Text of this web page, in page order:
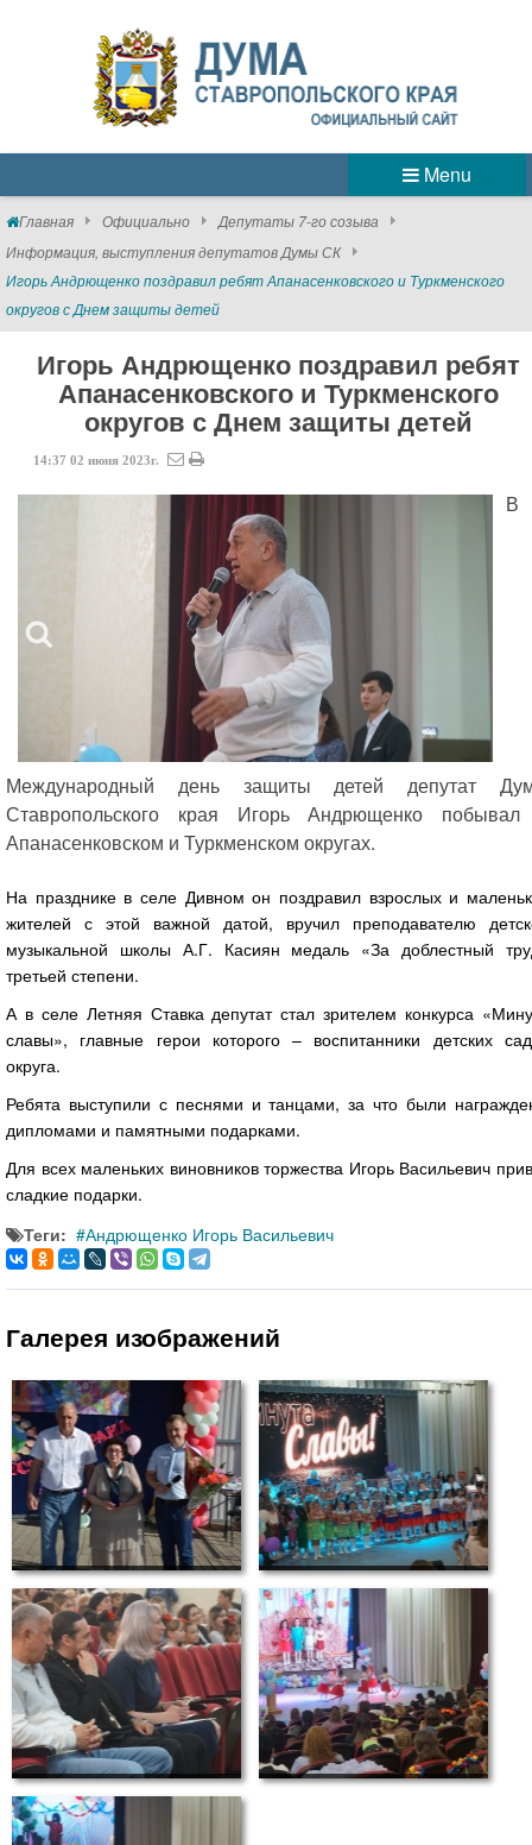
Menu
Главная Официально
Депутаты 7-го созыва
Информация, выступления депутатов Думы СК
Игорь Андрющенко поздравил ребят Апанасенковского и Туркменского
округов с Днем защиты детей
Игорь Андрющенко поздравил ребят
Апанасенковского и Туркменского
округов с Днем защиты детей
14:37 02 июня 2023г.
В
Международный день защиты детей депутат
Ставропольского края Игорь Андрющенко
Апанасенковском и Туркменском округах.
На празднике в селе Дивном он поздравил взрослых и
жителей с этой важной датой, вручил преподавателю
музыкальной школы А.Г. Касиян медаль «За доблестный
третьей степени.
А в селе Летняя Ставка депутат стал зрителем конкурса
славы», главные герои которого – воспитанники детских
округа.
Ребята выступили с песнями и танцами, за что были
дипломами и памятными подарками.
Для всех маленьких виновников торжества Игорь Васильевич
сладкие подарки.
Теги:
Андрющенко Игорь Васильевич
Галерея изображений